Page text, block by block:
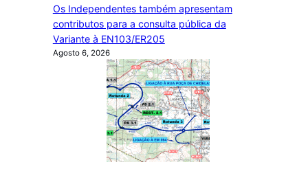
Os Independentes também apresentam
contributos para a consulta pública da
Variante à EN103/ER205
Agosto 6, 2026